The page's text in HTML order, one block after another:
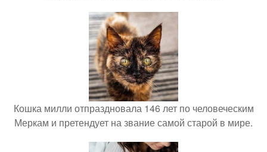
Кошка милли отпраздновала 146 лет по человеческим
Меркам и претендует на звание самой старой в мире.